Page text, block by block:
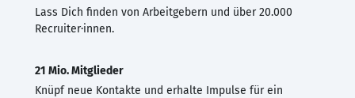
Lass Dich finden von Arbeitgebern und über 20.000
Recruiter·innen.
21 Mio. Mitglieder
Knüpf neue Kontakte und erhalte Impulse für ein